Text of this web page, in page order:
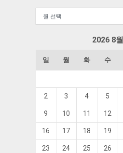
2026 8월
일 월 화 수
2 3 4 5
9 10 11 12
16 17 18 19
23 24 25 26